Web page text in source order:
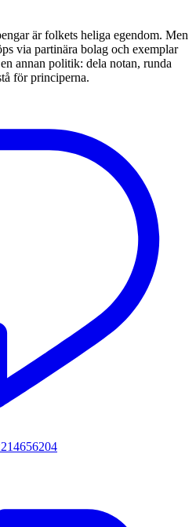
är folkets heliga egendom. Men
via partinära bolag och exemplar
annan politik: dela notan, runda
för principerna.